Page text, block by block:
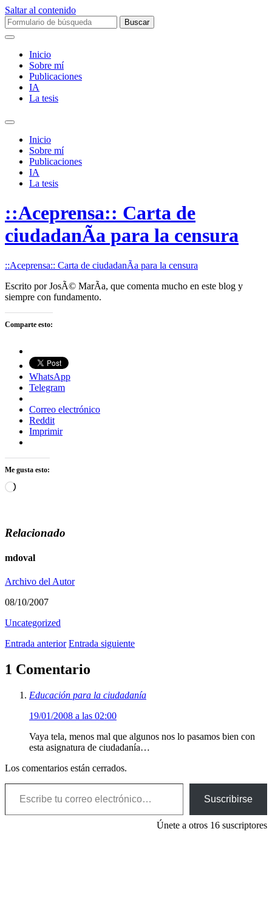
Saltar al contenido
Buscar:
Inicio
Sobre mí­
Publicaciones
IA
La tesis
Alternar
campo
búsqueda
Inicio
Sobre mí­
Publicaciones
IA
La tesis
::Aceprensa:: Carta de
ciudadanÃ­a para la censura
::Aceprensa:: Carta de ciudadanÃ­a para la censura
Escrito por JosÃ© MarÃ­a, que comenta mucho en este blog y
siempre con fundamento.
Comparte esto:
WhatsApp
Telegram
Correo electrónico
Reddit
Imprimir
Me gusta esto:
Cargando...
Relacionado
mdoval
Archivo del Autor
08/10/2007
Uncategorized
Entrada anterior Entrada siguiente
1 Comentario
Educación para la ciudadanía
19/01/2008 a las 02:00
Vaya tela, menos mal que algunos nos lo pasamos bien con
esta asignatura de ciudadanía…
Los comentarios están cerrados.
Escribe tu correo electrónico…
Suscribirse
Únete a otros 16 suscriptores